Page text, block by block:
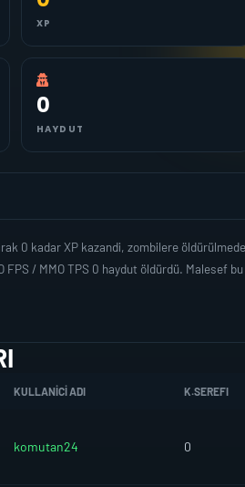
XP
0
HAYDUT
0 kadar XP kazandi, zombilere
FPS / MMO TPS 0 haydut öldürdü. Malesef
KULLANICI ADI K.SEREFI
komutan24 0